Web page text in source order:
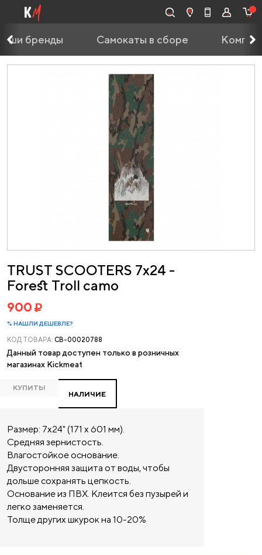
бренды Самокаты в сборе
TRUST SCOOTERS 7x24 -
Forest Troll camo
900
% НАШЛИ ДЕШЕВЛЕ?
КОД ТОВАРА: CB-00020788
Данный товар доступен только в розничных
магазинах Kickmeat
КУПИТЬ!
НАЛИЧИЕ
Размер: 7х24" (171 х 601 мм).
Средняя зернистость.
Влагостойкое основание.
Двусторонняя защита от воды, чтобы
дольше сохранять цепкость.
Основание из ПВХ. Клеится без пузырей и
легко заменяется.
Толще других шкурок на 10-20%